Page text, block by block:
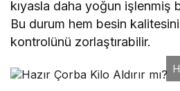
kıyasla daha yoğun işlenmiş
Bu durum hem besin
kontrolünü zorlaştırabilir.